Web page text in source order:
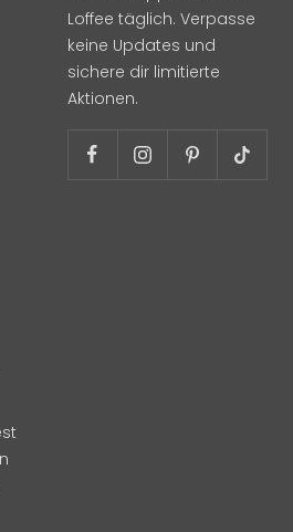
Loffee täglich. Verpasse
keine Updates und
sichere dir limitierte
Aktionen.